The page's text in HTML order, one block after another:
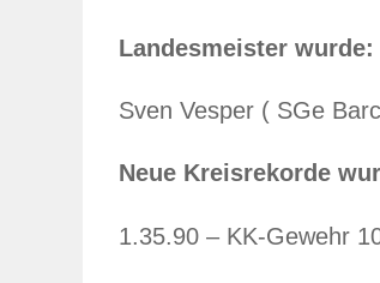
Landesmeister wurde:
Sven Vesper ( SGe
Neue Kreisrekorde
1.35.90 – KK-Gewehr